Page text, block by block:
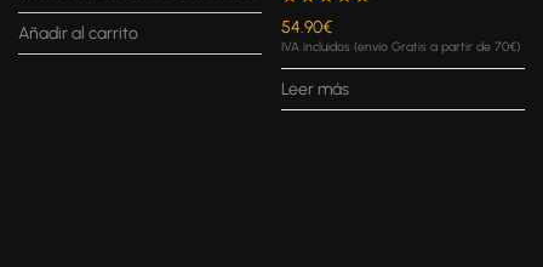
Añadir al carrito
Valorado con
54.90€
IVA incluidos (envío Gratis a partir de 70€)
Leer más